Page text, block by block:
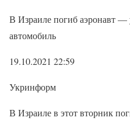
В Израиле погиб аэронавт —
автомобиль
19.10.2021 22:59
Укринформ
В Израиле в этот вторник